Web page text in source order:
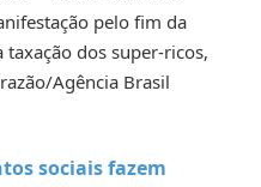
sociais fazem